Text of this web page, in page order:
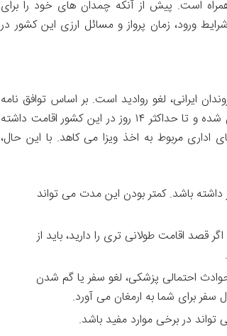
است. پیش از آنکه چمدان های خود را برای
ورود، زمان پرواز و مسائل ارزی این کشور در
ایرانی، لغو روادید است. بر اساس توافق نامه
های صورت گرفته، مسافران ایرانی می توانند بدون نیاز به ویزا وارد قزاقستان شده و تا حداکثر ۱۴ روز در این کشور اقامت داشته
اداری مربوط به اخذ ویزا می کاهد. با این حال،
اعتبار داشته باشد. کمتر بودن این مدت می تواند
اقامت بدون ویزا محدود به ۱۴ روز است. اگر قصد اقامت طولانی تری را دارید، باید از
احتمالی پزشکی، لغو سفر یا گم شدن
برای شما به ارمغان می آورد.
در برخی موارد مفید باشد.